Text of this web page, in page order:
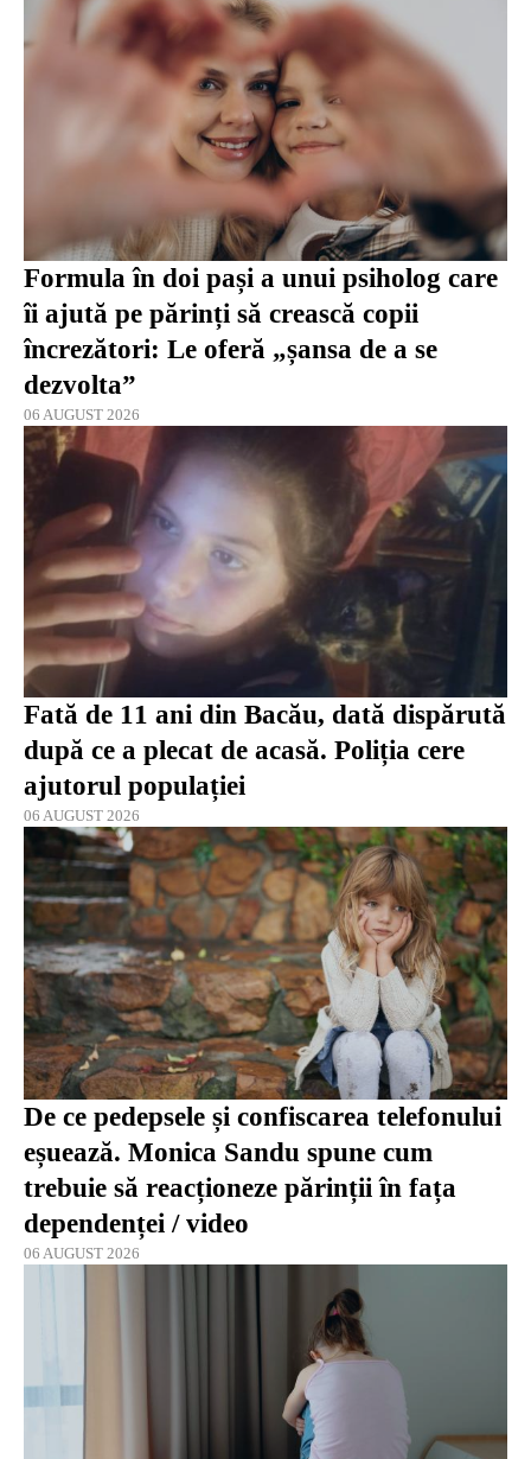
Formula în doi pași a unui psiholog care
îi ajută pe părinți să crească copii
încrezători: Le oferă „șansa de a se
dezvolta”
06 AUGUST 2026
Fată de 11 ani din Bacău, dată dispărută
după ce a plecat de acasă. Poliția cere
ajutorul populației
06 AUGUST 2026
De ce pedepsele și confiscarea telefonului
eșuează. Monica Sandu spune cum
trebuie să reacționeze părinții în fața
dependenței / video
06 AUGUST 2026